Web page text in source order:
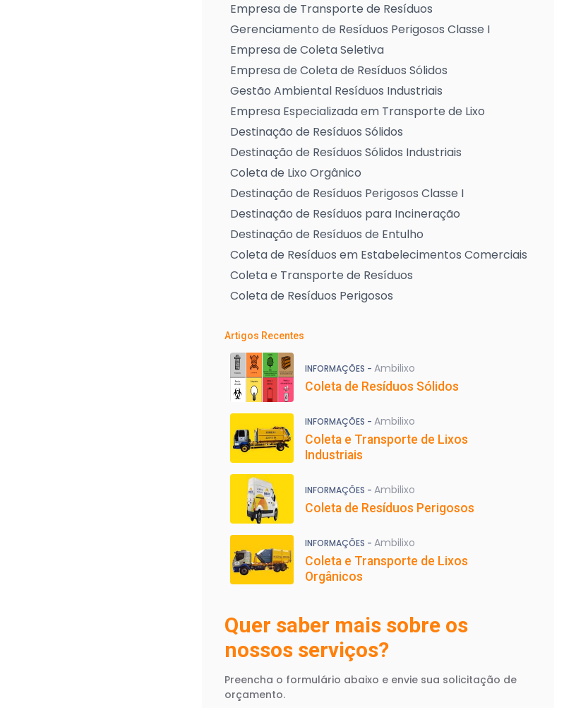
Empresa de Transporte de Resíduos
Gerenciamento de Resíduos Perigosos Classe I
Empresa de Coleta Seletiva
Empresa de Coleta de Resíduos Sólidos
Gestão Ambiental Resíduos Industriais
Empresa Especializada em Transporte de Lixo
Destinação de Resíduos Sólidos
Destinação de Resíduos Sólidos Industriais
Coleta de Lixo Orgânico
Destinação de Resíduos Perigosos Classe I
Destinação de Resíduos para Incineração
Destinação de Resíduos de Entulho
Coleta de Resíduos em Estabelecimentos Comerciais
Coleta e Transporte de Resíduos
Coleta de Resíduos Perigosos
Artigos Recentes
INFORMAÇÕES - Ambilixo
Coleta de Resíduos Sólidos
INFORMAÇÕES - Ambilixo
Coleta e Transporte de Lixos
Industriais
INFORMAÇÕES - Ambilixo
Coleta de Resíduos Perigosos
INFORMAÇÕES - Ambilixo
Coleta e Transporte de Lixos
Orgânicos
Quer saber mais sobre os
nossos serviços?
Preencha o formulário abaixo e envie sua solicitação de
orçamento.